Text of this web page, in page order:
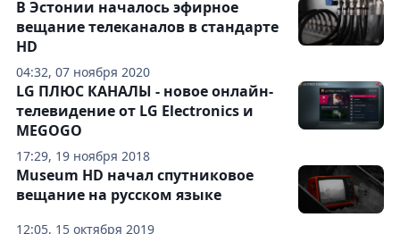
04:32, 07 ноября 2020
В Эстонии началось эфирное
вещание телеканалов в стандарте
HD
17:29, 19 ноября 2018
LG ПЛЮС КАНАЛЫ - новое онлайн-
телевидение от LG Electronics и
MEGOGO
12:05, 15 октября 2019
Museum HD начал спутниковое
вещание на русском языке